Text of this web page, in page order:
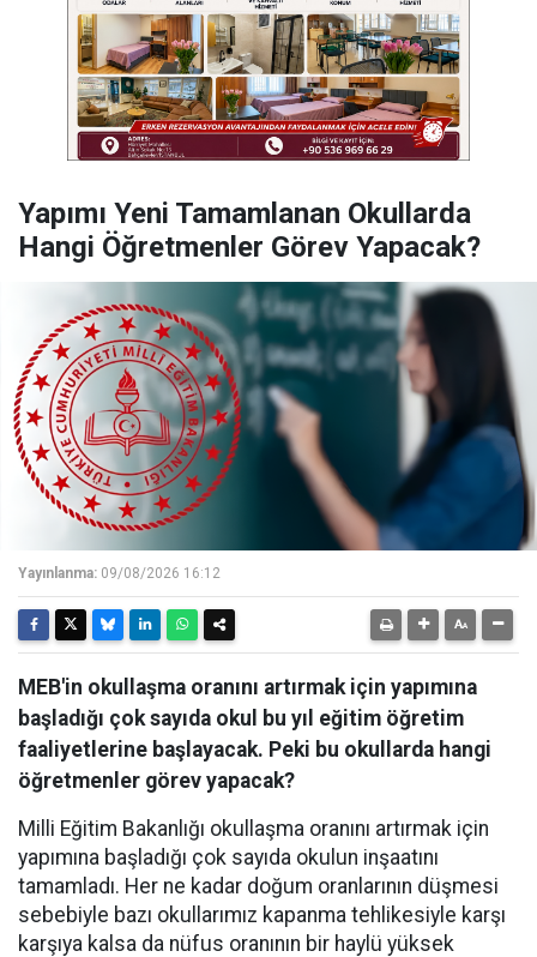
Yapımı Yeni Tamamlanan Okullarda
Hangi Öğretmenler Görev Yapacak?
Yayınlanma: 09/08/2026 16:12
MEB'in okullaşma oranını artırmak için yapımına
başladığı çok sayıda okul bu yıl eğitim öğretim
faaliyetlerine başlayacak. Peki bu okullarda hangi
öğretmenler görev yapacak?
Milli Eğitim Bakanlığı okullaşma oranını artırmak için
yapımına başladığı çok sayıda okulun inşaatını
tamamladı. Her ne kadar doğum oranlarının düşmesi
sebebiyle bazı okullarımız kapanma tehlikesiyle karşı
karşıya kalsa da nüfus oranının bir haylü yüksek